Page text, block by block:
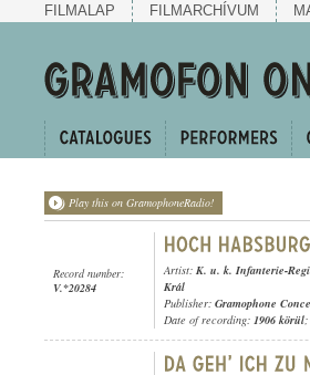
FILMALAP FILMARCHÍVUM
Play this on GramophoneRadio!
Record number:
V.*20284
Artist: K. u. k. Infanterie-
Král
Publisher: Gramophone
Date of recording: 1906 körül;